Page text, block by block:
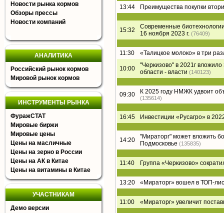
Новости рынка кормов
Обзоры прессы
Новости компаний
АНАЛИТИКА
Российский рынок кормов
Мировой рынок кормов
ИНСТРУМЕНТЫ РЫНКА
ФуражСТАТ
Мировые биржи
Мировые цены
Цены на масличные
Цены на зерно в России
Цены на АК в Китае
Цены на витамины в Китае
УЧАСТНИКАМ
Демо версии
13:44 Преимущества покупки
15:32
Современные
16 ноября 2023 г. (76409)
11:30 «Талицкое молоко» в три
10:00
"Черкизово" в 2021г
области - власти (140123)
09:30 К 2025 году НМЖК удвоит
(135614)
16:45 Инвестиции «Русагро» в
14:20
"Мираторг" может вложить
Подмосковье (135835)
11:40 Группа «Черкизово»
13:20 «Мираторг» вошел в ТОП-
11:00 «Мираторг» увеличит